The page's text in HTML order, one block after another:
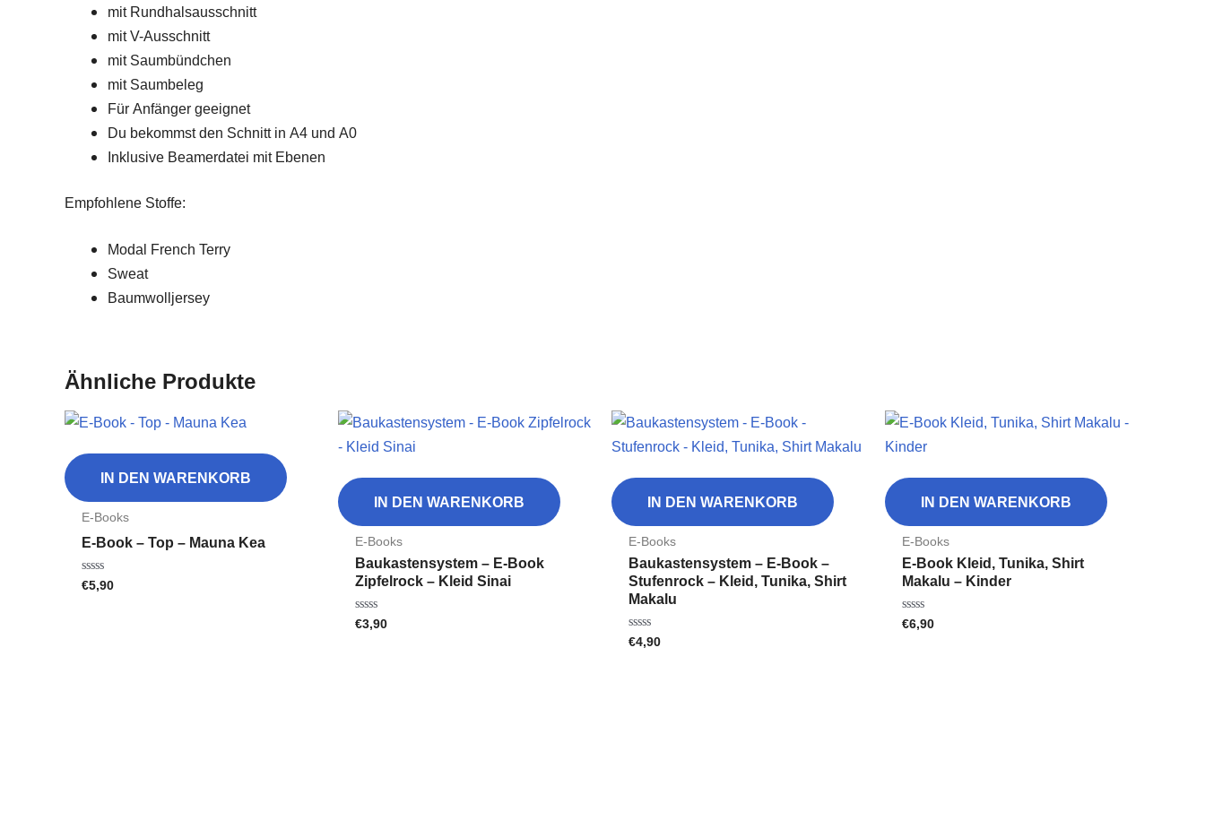
mit Rundhalsausschnitt
mit V-Ausschnitt
mit Saumbündchen
mit Saumbeleg
Für Anfänger geeignet
Du bekommst den Schnitt in A4 und A0
Inklusive Beamerdatei mit Ebenen
Empfohlene Stoffe:
Modal French Terry
Sweat
Baumwolljersey
Ähnliche Produkte
IN DEN WARENKORB
E-Books
E-Book – Top – Mauna Kea
Bewertet
mit
€5,90
IN DEN WARENKORB
E-Books
Baukastensystem – E-Book
Zipfelrock – Kleid Sinai
Bewertet
mit
€3,90
IN DEN WARENKORB
E-Books
Baukastensystem – E-Book –
Stufenrock – Kleid, Tunika, Shirt
Makalu
Bewertet
mit
€4,90
IN DEN WARENKORB
E-Books
E-Book Kleid, Tunika, Shirt
Makalu – Kinder
Bewertet
mit
€6,90